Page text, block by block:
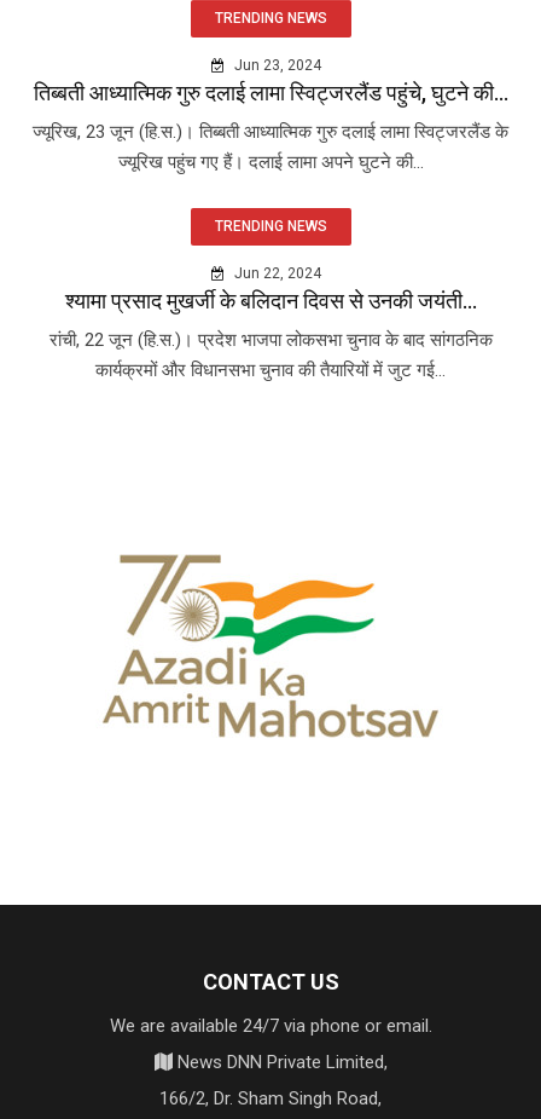
TRENDING NEWS
Jun 23, 2024
तिब्बती आध्यात्मिक गुरु दलाई लामा स्विट्जरलैंड पहुंचे, घुटने की...
ज्यूरिख, 23 जून (हि.स.)। तिब्बती आध्यात्मिक गुरु दलाई लामा स्विट्जरलैंड के
ज्यूरिख पहुंच गए हैं। दलाई लामा अपने घुटने की...
TRENDING NEWS
Jun 22, 2024
श्यामा प्रसाद मुखर्जी के बलिदान दिवस से उनकी जयंती...
रांची, 22 जून (हि.स.)। प्रदेश भाजपा लोकसभा चुनाव के बाद सांगठनिक
कार्यक्रमों और विधानसभा चुनाव की तैयारियों में जुट गई...
CONTACT US
We are available 24/7 via phone or email.
News DNN Private Limited,
166/2, Dr. Sham Singh Road,